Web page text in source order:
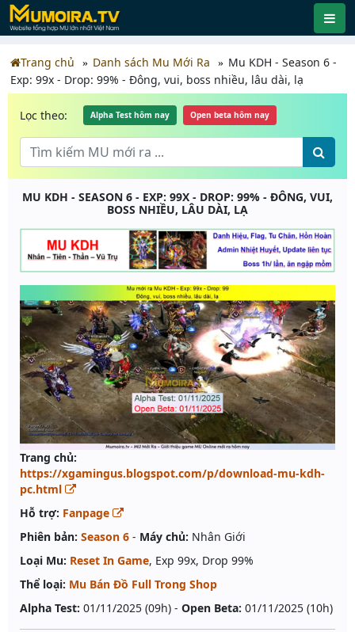
Trang chủ Danh sách Mu Mới Ra
Mu KDH - Season 6 -
Exp: 99x - Drop: 99% - Đông, vui, boss nhiều, lâu dài, lạ
Lọc theo: Alpha Test hôm nay Open beta hôm nay
MU KDH - SEASON 6 - EXP: 99X - DROP: 99% - ĐÔNG, VUI,
BOSS NHIỀU, LÂU DÀI, LẠ
Trang chủ:
https://xgamingus.blogspot.com/p/download-mu-kdh-
pc.html
Hỗ trợ: Fanpage
Phiên bản: Season 6 - Máy chủ: Nhân Giới
Loại Mu: Reset In Game, Exp 99x, Drop 99%
Thể loại: Mu Bán Đồ Full Trong Shop
Alpha Test: 01/11/2025 (09h) - Open Beta: 01/11/2025 (10h)